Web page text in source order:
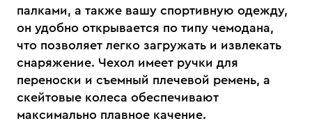
палками, а также вашу спортивную одежду,
он удобно открывается по типу чемодана,
что позволяет легко загружать и извлекать
снаряжение. Чехол имеет ручки для
переноски и съемный плечевой ремень, а
скейтовые колеса обеспечивают
максимально плавное качение.